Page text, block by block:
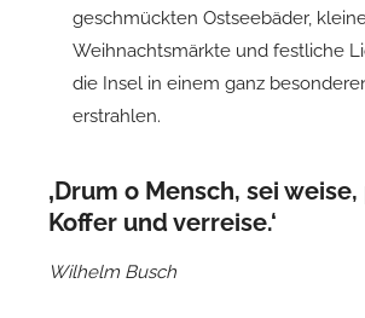
geschmückten Ostseebäder,
Weihnachtsmärkte und festliche
die Insel in einem ganz
erstrahlen.
‚Drum o Mensch, sei
Koffer und verreise.‘
Wilhelm Busch